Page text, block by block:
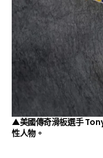
▲美國傳奇滑板選手
性人物。